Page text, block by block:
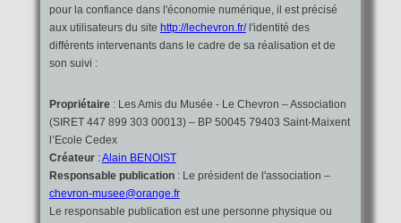
pour la confiance dans l'économie numérique, il est précisé
aux utilisateurs du site http://lechevron.fr/l'identité des
différents intervenants dans le cadre de sa réalisation et de
son suivi :
Propriétaire: Les Amis du Musée - Le Chevron – Association
(SIRET 447 899 303 00013) – BP 50045 79403 Saint-Maixent
l’Ecole Cedex
Créateur:Alain BENOIST
Responsable publication: Le président de l'association –
chevron-musee@orange.fr
Le responsable publication est une personne physique ou